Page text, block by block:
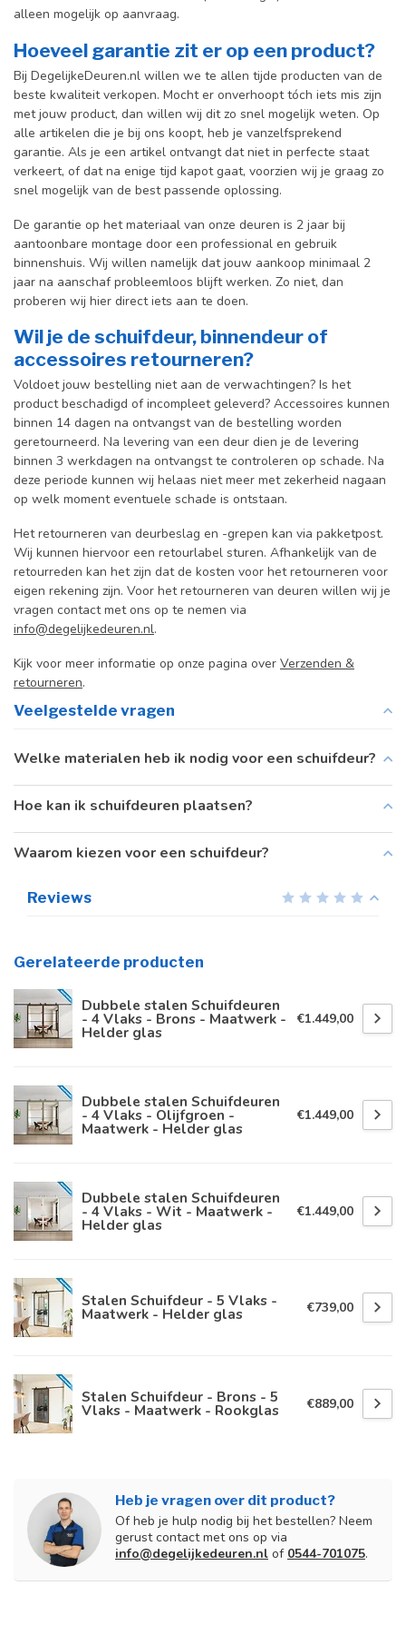
alleen mogelijk op aanvraag.
Hoeveel garantie zit er op een product?
Bij DegelijkeDeuren.nl willen we te allen tijde producten van de
beste kwaliteit verkopen. Mocht er onverhoopt tóch iets mis zijn
met jouw product, dan willen wij dit zo snel mogelijk weten. Op
alle artikelen die je bij ons koopt, heb je vanzelfsprekend
garantie. Als je een artikel ontvangt dat niet in perfecte staat
verkeert, of dat na enige tijd kapot gaat, voorzien wij je graag zo
snel mogelijk van de best passende oplossing.
De garantie op het materiaal van onze deuren is 2 jaar bij
aantoonbare montage door een professional en gebruik
binnenshuis. Wij willen namelijk dat jouw aankoop minimaal 2
jaar na aanschaf probleemloos blijft werken. Zo niet, dan
proberen wij hier direct iets aan te doen.
Wil je de schuifdeur, binnendeur of
accessoires retourneren?
Voldoet jouw bestelling niet aan de verwachtingen? Is het
product beschadigd of incompleet geleverd? Accessoires kunnen
binnen 14 dagen na ontvangst van de bestelling worden
geretourneerd. Na levering van een deur dien je de levering
binnen 3 werkdagen na ontvangst te controleren op schade. Na
deze periode kunnen wij helaas niet meer met zekerheid nagaan
op welk moment eventuele schade is ontstaan.
Het retourneren van deurbeslag en -grepen kan via pakketpost.
Wij kunnen hiervoor een retourlabel sturen. Afhankelijk van de
retourreden kan het zijn dat de kosten voor het retourneren voor
eigen rekening zijn. Voor het retourneren van deuren willen wij je
vragen contact met ons op te nemen via
info@degelijkedeuren.nl.
Kijk voor meer informatie op onze pagina over Verzenden &
retourneren.
Veelgestelde vragen
Welke materialen heb ik nodig voor een schuifdeur?
Hoe kan ik schuifdeuren plaatsen?
Waarom kiezen voor een schuifdeur?
Reviews
Gerelateerde producten
Dubbele stalen Schuifdeuren
- 4 Vlaks - Brons - Maatwerk -
Helder glas
€1.449,00
Dubbele stalen Schuifdeuren
- 4 Vlaks - Olijfgroen -
Maatwerk - Helder glas
€1.449,00
Dubbele stalen Schuifdeuren
- 4 Vlaks - Wit - Maatwerk -
Helder glas
€1.449,00
Stalen Schuifdeur - 5 Vlaks -
Maatwerk - Helder glas €739,00
Stalen Schuifdeur - Brons - 5
Vlaks - Maatwerk - Rookglas €889,00
Heb je vragen over dit product?
Of heb je hulp nodig bij het bestellen? Neem
gerust contact met ons op via
info@degelijkedeuren.nl of 0544-701075.